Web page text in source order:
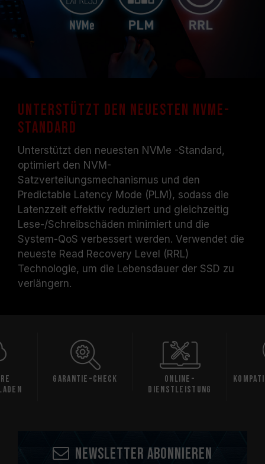
Unterstützt den neuesten NVMe-
Standard
Unterstützt den neuesten NVMe -Standard,
optimiert den NVM-
Satzverteilungsmechanismus und den
Predictable Latency Mode (PLM), sodass die
Latenzzeit effektiv reduziert und gleichzeitig
Lese-/Schreibschäden minimiert und die
System-QoS verbessert werden. Verwendet die
neueste Read Recovery Level (RRL)
Technologie, um die Lebensdauer der SSD zu
verlängern.
Garantie-Check
Online-
Dienstleistung
Newsletter abonnieren